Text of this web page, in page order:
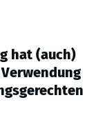
hat (auch)